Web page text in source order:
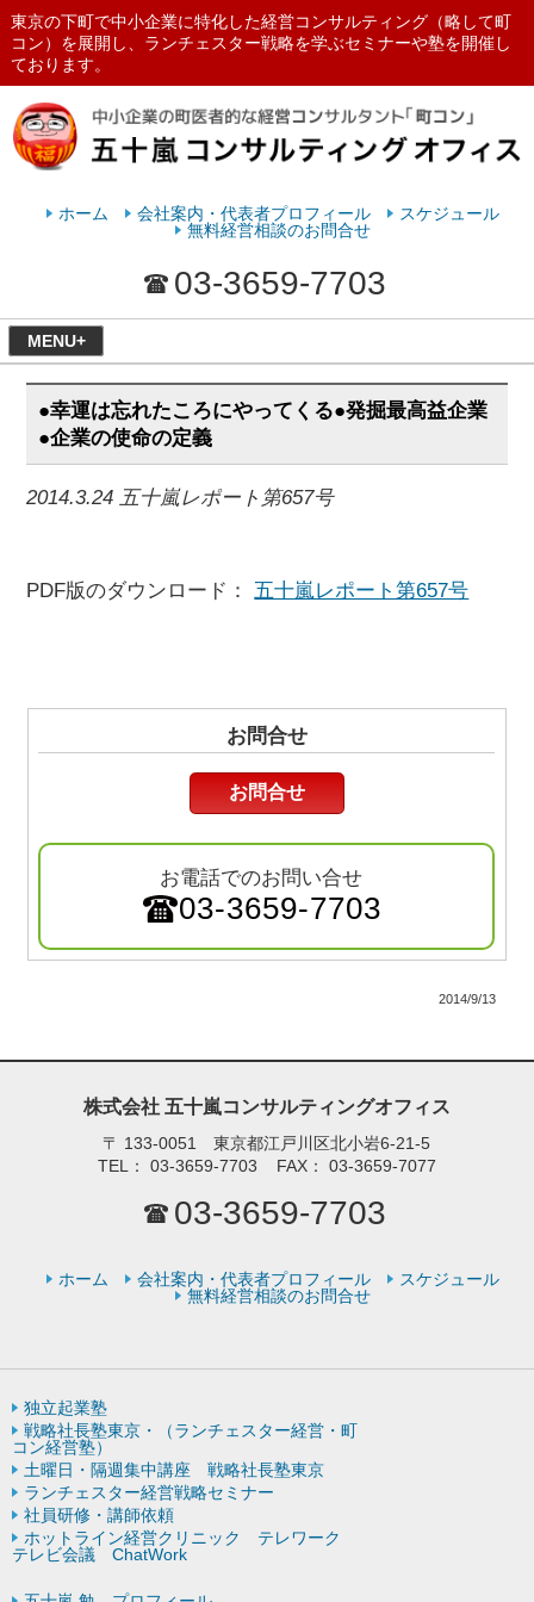
東京の下町で中小企業に特化した経営コンサルティング（略して町
コン）を展開し、ランチェスター戦略を学ぶセミナーや塾を開催し
ております。
ランチェスターの法則を学ぶなら
ホーム 会社案内・代表者プロフィール
スケジュール
無料経営相談のお問合せ
03-3659-7703
MENU+
●幸運は忘れたころにやってくる●発掘最高益企業
●企業の使命の定義
2014.3.24 五十嵐レポート第657号
PDF版のダウンロード： 五十嵐レポート第657号
お問合せ
お問合せ
お電話でのお問い合せ
03-3659-7703
2014/9/13
株式会社 五十嵐コンサルティングオフィス
〒 133-0051 東京都江戸川区北小岩6-21-5
TEL：
03-3659-7703 FAX： 03-3659-7077
03-3659-7703
ホーム 会社案内・代表者プロフィール
スケジュール
無料経営相談のお問合せ
独立起業塾
戦略社長塾東京・（ランチェスター経営・町
コン経営塾）
土曜日・隔週集中講座 戦略社長塾東京
ランチェスター経営戦略セミナー
社員研修・講師依頼
ホットライン経営クリニック テレワーク
テレビ会議 ChatWork